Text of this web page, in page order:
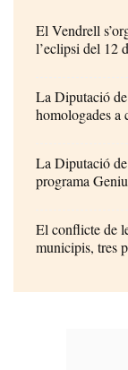
El Vendrell
l’eclipsi del 12
La Diputació
homologades a
La Diputació
programa
El conflicte de
municipis, tres